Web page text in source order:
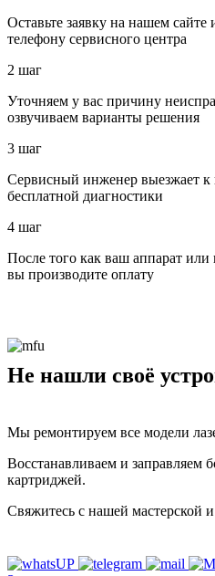
Оставьте заявку на нашем
телефону сервисного центра
2 шаг
Уточняем у вас причину
озвучиваем варианты решения
3 шаг
Сервисный инженер выезжает
бесплатной диагностики
4 шаг
После того как ваш аппарат
вы производите оплату
Не нашли своё
Мы ремонтируем все модели
Восстанавливаем и заправляем
картриджей.
Свяжитесь с нашей мастерской